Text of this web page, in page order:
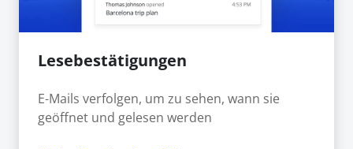
Lesebestätigungen
E-Mails verfolgen, um zu sehen, wann sie
geöffnet und gelesen werden